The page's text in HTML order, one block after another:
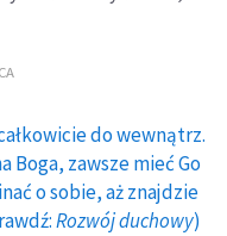
do wewnątrz.
Boga, zawsze mieć Go
o sobie, aż znajdzie
Rozwój duchowy)